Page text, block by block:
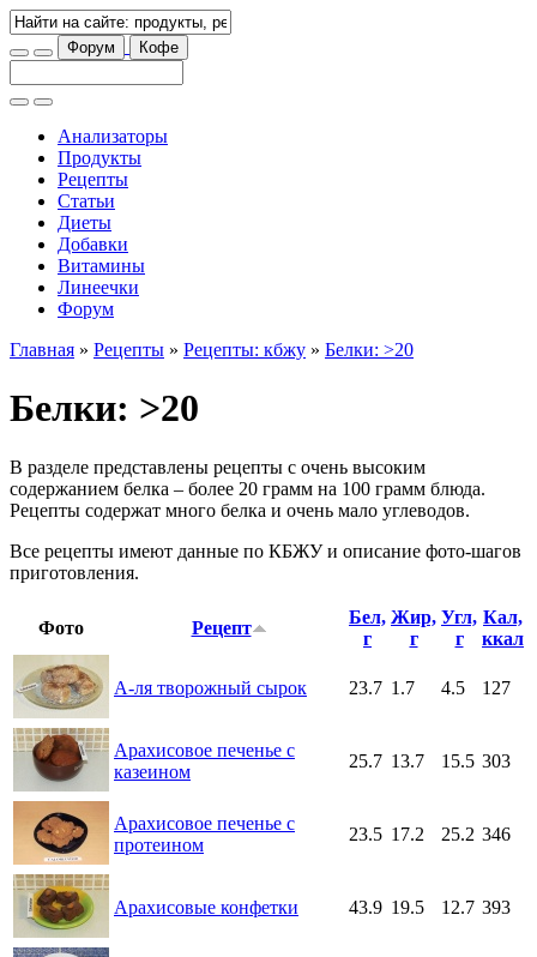
Форум Кофе
Анализаторы
Продукты
Рецепты
Статьи
Диеты
Добавки
Витамины
Линеечки
Форум
Главная » Рецепты » Рецепты: кбжу » Белки: >20
Белки: >20
В разделе представлены рецепты с очень высоким
содержанием белка – более 20 грамм на 100 грамм блюда.
Рецепты содержат много белка и очень мало углеводов.
Все рецепты имеют данные по КБЖУ и описание фото-шагов
приготовления.
Фото Рецепт
Бел,
г
Жир,
г
Угл,
г
Кал,
ккал
А-ля творожный сырок 23.7 1.7 4.5 127
Арахисовое печенье с
казеином
25.7 13.7 15.5 303
Арахисовое печенье с
протеином
23.5 17.2 25.2 346
Арахисовые конфетки 43.9 19.5 12.7 393